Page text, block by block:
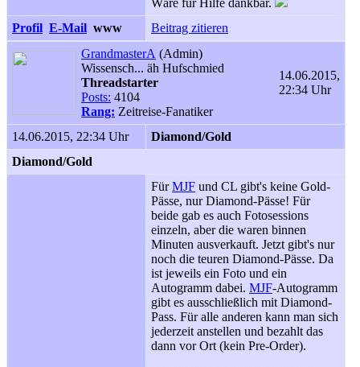
Wäre für Hilfe dankbar.
Profil E-Mail www
Beitrag zitieren
GrandmasterA (Admin)
Wissensch... äh Hufschmied
Threadstarter
Posts: 4104
Rang: Zeitreise-Fanatiker
14.06.2015,
22:34 Uhr
14.06.2015, 22:34 Uhr
Diamond/Gold
Diamond/Gold
FürMJF und CL gibt's keine Gold-
Pässe, nur Diamond-Pässe! Für
beide gab es auch Fotosessions
einzeln, aber die waren binnen
Minuten ausverkauft. Jetzt gibt's nur
noch die teuren Diamond-Pässe. Da
ist jeweils ein Foto und ein
Autogramm dabei. MJF-Autogramm
gibt es ausschließlich mit Diamond-
Pass. Für alle anderen kann man sich
jederzeit anstellen und bezahlt das
dann vor Ort (kein Pre-Order).